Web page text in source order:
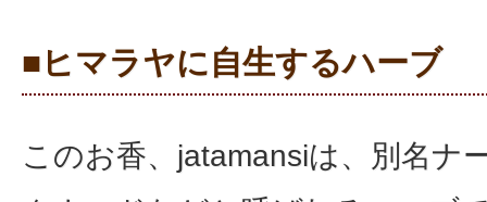
■ヒマラヤに自生するハーブ
このお香、jatamansiは、別名ナ